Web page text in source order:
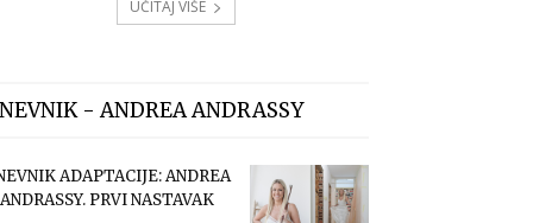
UČITAJ VIŠE
- ANDREA ANDRASSY
ADAPTACIJE: ANDREA
ANDRASSY. PRVI NASTAVAK